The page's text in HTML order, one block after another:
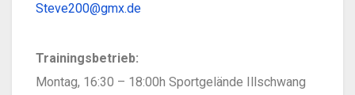
Steve200@gmx.de
Trainingsbetrieb:
Montag, 16:30 – 18:00h Sportgelände Illschwang